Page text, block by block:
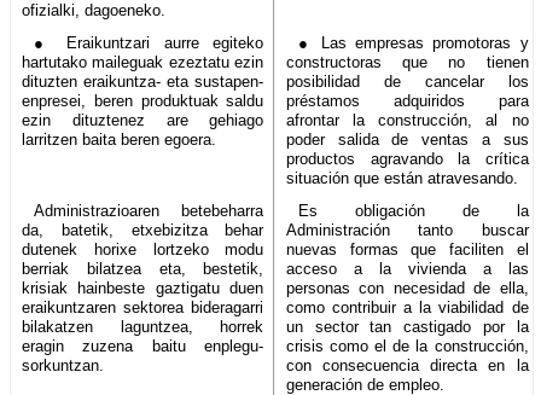
ofizialki, dagoeneko.
● Eraikuntzari aurre egiteko
hartutako maileguak ezeztatu ezin
dituzten eraikuntza- eta sustapen-
enpresei, beren produktuak saldu
ezin dituztenez are gehiago
larritzen baita beren egoera.
● Las empresas promotoras y
constructoras que no tienen
posibilidad de cancelar los
préstamos adquiridos para
afrontar la construcción, al no
poder salida de ventas a sus
productos agravando la crítica
situación que están atravesando.
Administrazioaren betebeharra
da, batetik, etxebizitza behar
dutenek horixe lortzeko modu
berriak bilatzea eta, bestetik,
krisiak hainbeste gaztigatu duen
eraikuntzaren sektorea bideragarri
bilakatzen laguntzea, horrek
eragin zuzena baitu enplegu-
sorkuntzan.
Es obligación de la
Administración tanto buscar
nuevas formas que faciliten el
acceso a la vivienda a las
personas con necesidad de ella,
como contribuir a la viabilidad de
un sector tan castigado por la
crisis como el de la construcción,
con consecuencia directa en la
generación de empleo.